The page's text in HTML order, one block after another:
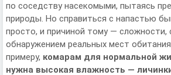
по соседству насекомыми, пытаясь
природы. Но справиться с напастью
просто, и причиной тому — сложности,
обнаружением реальных мест
примеру, комарам для нормальной
нужна высокая влажность —